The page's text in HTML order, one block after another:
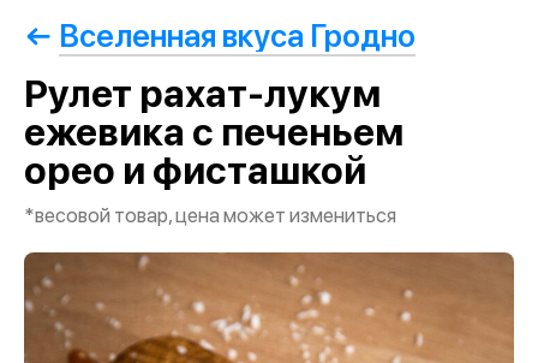
Вселенная вкуса Гродно
Рулет рахат-лукум
ежевика с печеньем
орео и фисташкой
*весовой товар, цена может измениться